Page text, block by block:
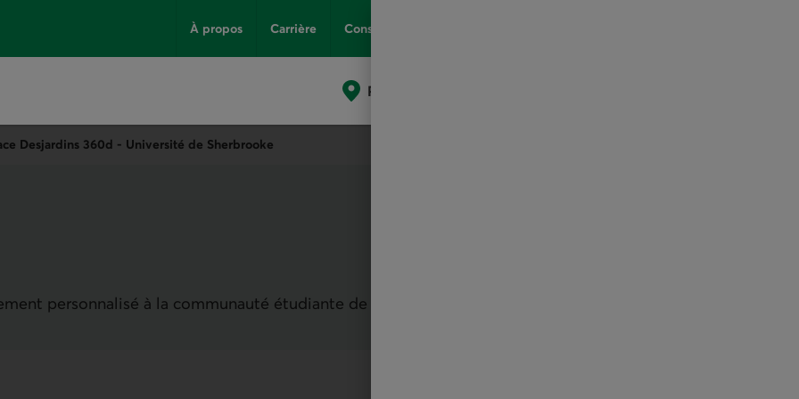
À propos Carrière Conseils
Points de service
Desjardins 360d - Université de Sherbrooke
personnalisé à la communauté étudiante de 18 à 30 ans